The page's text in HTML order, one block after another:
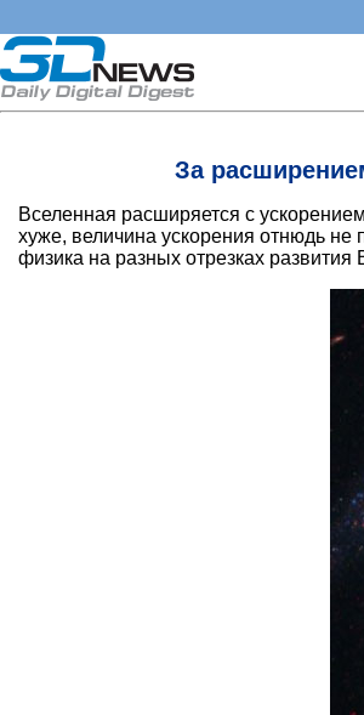
За
Вселенная расширяется с
хуже, величина ускорения отнюдь не
физика на разных отрезках